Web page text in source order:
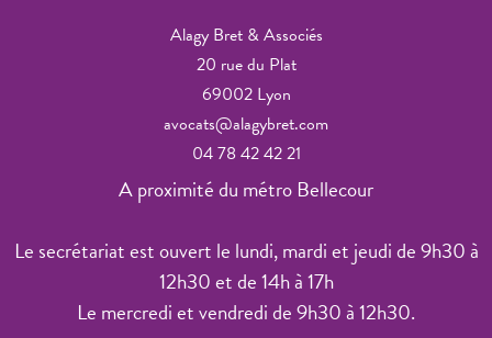
Alagy Bret & Associés
20 rue du Plat
69002 Lyon
avocats@alagybret.com
04 78 42 42 21
A proximité du métro Bellecour
Le secrétariat est ouvert le lundi, mardi et jeudi de 9h30 à
12h30 et de 14h à 17h
Le mercredi et vendredi de 9h30 à 12h30.